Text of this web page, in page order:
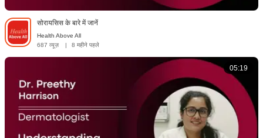
सोरायसिस के बारे में जानें
Health Above All
687 व्यूज़
8 महीने पहले
05:19